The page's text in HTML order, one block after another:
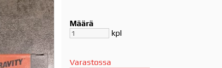
Määrä
kpl
Varastossa